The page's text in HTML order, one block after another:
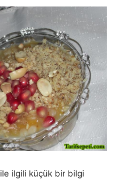
ilgili küçük bir bilgi